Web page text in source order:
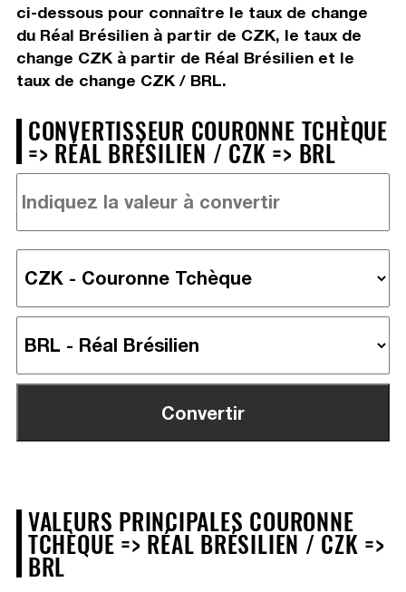
ci-dessous pour connaître le taux de change
du Réal Brésilien à partir de CZK, le taux de
change CZK à partir de Réal Brésilien et le
taux de change CZK / BRL.
CONVERTISSEUR COURONNE TCHÈQUE
=> RÉAL BRÉSILIEN / CZK => BRL
VALEURS PRINCIPALES COURONNE
TCHÈQUE => RÉAL BRÉSILIEN / CZK =>
BRL